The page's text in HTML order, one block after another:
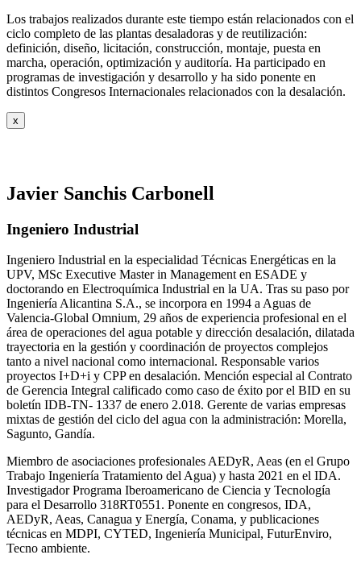
Los trabajos realizados durante este tiempo están relacionados con el
ciclo completo de las plantas desaladoras y de reutilización:
definición, diseño, licitación, construcción, montaje, puesta en
marcha, operación, optimización y auditoría. Ha participado en
programas de investigación y desarrollo y ha sido ponente en
distintos Congresos Internacionales relacionados con la desalación.
x
Javier Sanchis Carbonell
Ingeniero Industrial
Ingeniero Industrial en la especialidad Técnicas Energéticas en la
UPV, MSc Executive Master in Management en ESADE y
doctorando en Electroquímica Industrial en la UA. Tras su paso por
Ingeniería Alicantina S.A., se incorpora en 1994 a Aguas de
Valencia-Global Omnium, 29 años de experiencia profesional en el
área de operaciones del agua potable y dirección desalación, dilatada
trayectoria en la gestión y coordinación de proyectos complejos
tanto a nivel nacional como internacional. Responsable varios
proyectos I+D+i y CPP en desalación. Mención especial al Contrato
de Gerencia Integral calificado como caso de éxito por el BID en su
boletín IDB-TN- 1337 de enero 2.018. Gerente de varias empresas
mixtas de gestión del ciclo del agua con la administración: Morella,
Sagunto, Gandía.
Miembro de asociaciones profesionales AEDyR, Aeas (en el Grupo
Trabajo Ingeniería Tratamiento del Agua) y hasta 2021 en el IDA.
Investigador Programa Iberoamericano de Ciencia y Tecnología
para el Desarrollo 318RT0551. Ponente en congresos, IDA,
AEDyR, Aeas, Canagua y Energía, Conama, y publicaciones
técnicas en MDPI, CYTED, Ingeniería Municipal, FuturEnviro,
Tecno ambiente.